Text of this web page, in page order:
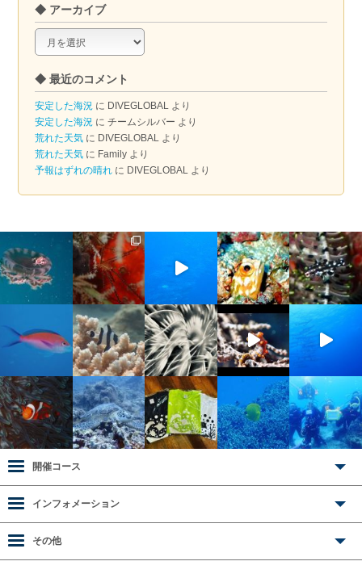
◆ アーカイブ
◆
ア
カ
イ
ブ
◆ 最近のコメント
安定した海況 に DIVEGLOBAL より
安定した海況 にチームシルバー より
荒れた天気 に DIVEGLOBAL より
荒れた天気 に Family より
予報はずれの晴れ に DIVEGLOBAL より
開催コース
インフォメーション
その他